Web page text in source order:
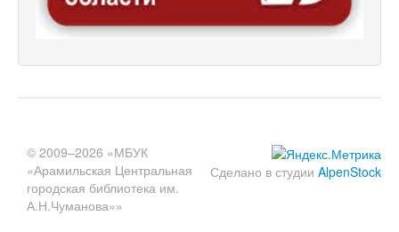
Сделано в студии AlpenStock
© 2009–2026 «МБУК
«Арамильская Центральная
городская библиотека им.
А.Н.Чуманова»»